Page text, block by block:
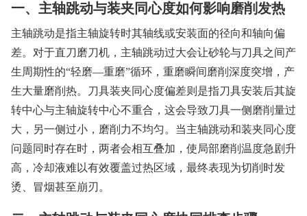
一、主轴跳动与装夹同心度如何影响磨削发热
主轴跳动是指主轴旋转时其轴线或安装面的径向和轴向偏
差。对于直刀磨刀机，主轴跳动过大会让砂轮与刀具之间产
生周期性的“轻磨—重磨”循环，重磨瞬间磨削深度突增，产
生大量磨削热。刀具装夹同心度偏差则是指刀具安装后其旋
转中心与主轴旋转中心不重合，这会导致刀具一侧磨削量过
大，另一侧过小，磨削力不均匀。当主轴跳动和装夹同心度
问题同时存在时，两者会相互叠加，使局部磨削温度急剧升
高，冷却液难以有效覆盖过热区域，最终表现为切削时发
烫、冒烟甚至崩刃。